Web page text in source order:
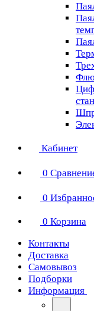
Кабинет
0
0
0 Корзина
Контакты
Доставка
Самовывоз
Подборки
Информация